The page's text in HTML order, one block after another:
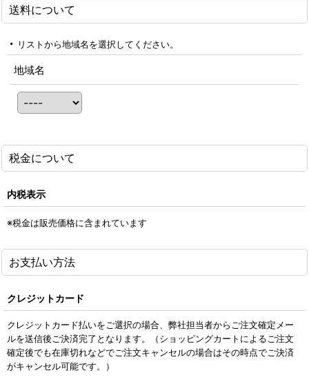
送料について
リストから地域名を選択してください。
地域名
税金について
内税表示
※税金は販売価格に含まれています
お支払い方法
クレジットカード
クレジットカード払いをご選択の場合、弊社担当者からご注文確定メー
ルを送信後ご決済完了となります。（ショッピングカートによるご注文
確定後でも在庫切れなどでご注文キャンセルの場合はその時点でご決済
がキャンセル可能です。）